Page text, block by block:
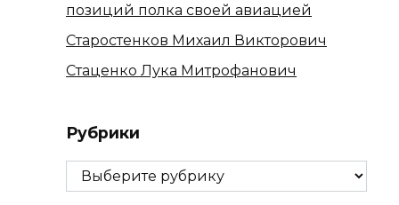
позиций полка своей авиацией
Старостенков Михаил Викторович
Стаценко Лука Митрофанович
Рубрики
Рубрики